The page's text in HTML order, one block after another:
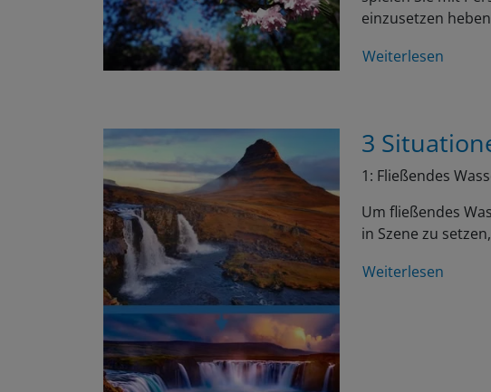
einzusetzen
Weiterlesen
3
1: Fließendes
Um fließendes
in Szene zu
Weiterlesen